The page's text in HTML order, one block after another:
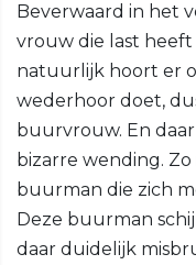
Beverwaard in het
vrouw die last heeft
natuurlijk hoort er
wederhoor doet,
buurvrouw. En
bizarre wending.
buurman die zich
Deze buurman
daar duidelijk